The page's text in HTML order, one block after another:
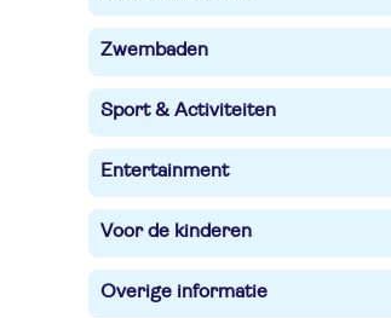
Zwembaden
Sport & Activiteiten
Entertainment
Voor de kinderen
Overige informatie